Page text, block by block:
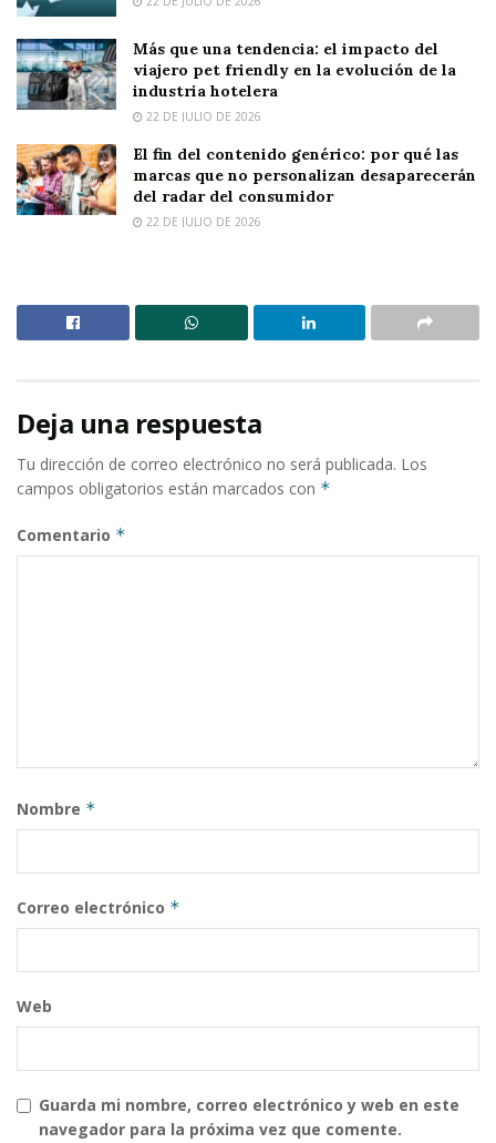
Más que una tendencia: el impacto del
viajero pet friendly en la evolución de la
industria hotelera
22 DE JULIO DE 2026
El fin del contenido genérico: por qué las
marcas que no personalizan desaparecerán
del radar del consumidor
22 DE JULIO DE 2026
Deja una respuesta
Tu dirección de correo electrónico no será publicada. Los
campos obligatorios están marcados con *
Comentario *
Nombre *
Correo electrónico *
Web
Guarda mi nombre, correo electrónico y web en este
navegador para la próxima vez que comente.